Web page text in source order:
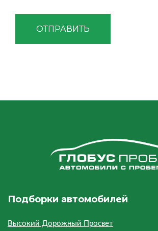
ОТПРАВИТЬ
Подборки автомобилей
Высокий Дорожный Просвет